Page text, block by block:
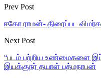
Prev Post
ஈகோ ராமன்- திரைப்பட
Next Post
“படம் பற்றிய உண்மைகளை
இயக்குநர் தயாள் பத்மநாபன்